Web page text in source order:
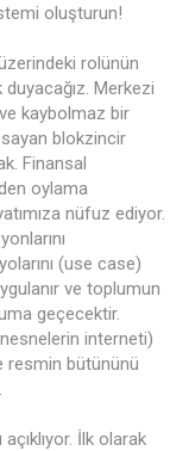
oluşturun!
rolünün
Merkezi
kaybolmaz bir
blokzincir
Finansal
oylama
nüfuz ediyor.
(use case)
ve toplumun
geçecektir.
interneti)
resmin bütününü
İlk olarak